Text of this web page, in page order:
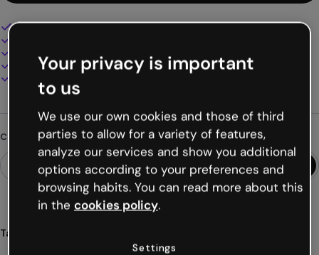
Design interattivo e animato
Presenta, condividi o pubblica online
Scarica in PDF, MP4 e altri formati
Cerchi qualcosa di diverso?
Tags
commerciali
Your privacy is important
to us
We use our own cookies and those of third
parties to allow for a variety of features,
analyze our services and show you additional
options according to your preferences and
browsing habits. You can read more about this
in the cookies policy.
Settings